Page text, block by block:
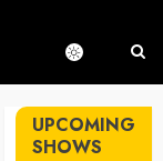
UPCOMING
SHOWS